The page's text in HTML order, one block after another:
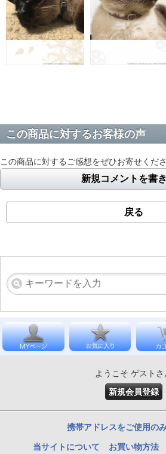
この商品に対するお客様の声
この商品に対するご感想をぜひお寄せくださ
新規コメントを書
戻る
ようこそ ゲストさ
新規会員登録
携帯アドレスをご使用の
当サイトについて お買い物方法